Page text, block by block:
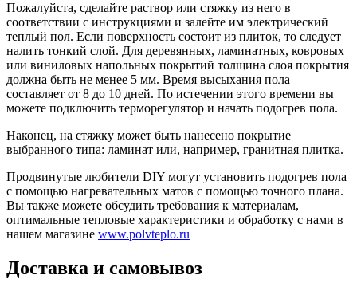
Пожалуйста, сделайте раствор или стяжку из него в
соответствии с инструкциями и залейте им электрический
теплый пол. Если поверхность состоит из плиток, то следует
налить тонкий слой. Для деревянных, ламинатных, ковровых
или виниловых напольных покрытий толщина слоя покрытия
должна быть не менее 5 мм. Время высыхания пола
составляет от 8 до 10 дней. По истечении этого времени вы
можете подключить терморегулятор и начать подогрев пола.
Наконец, на стяжку может быть нанесено покрытие
выбранного типа: ламинат или, например, гранитная плитка.
Продвинутые любители DIY могут установить подогрев пола
с помощью нагревательных матов с помощью точного плана.
Вы также можете обсудить требования к материалам,
оптимальные тепловые характеристики и обработку с нами в
нашем магазине www.polvteplo.ru
Доставка и самовывоз